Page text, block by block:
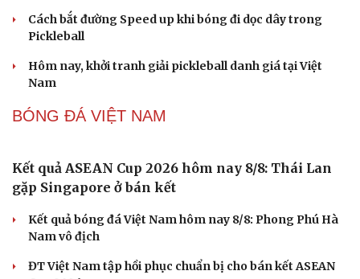
Cải chính
đâu": Khi dữ liệu lên tiếng
Truyện ngắn: Khoảng lặng
Truyện ngắn "Trong đoàn quân"
cuộc sống
PICKLEBALL
Pickleball Việt Nam có chung kết trong mơ tại Ho
Chi Minh City Open 2026
Lý Hoàng Nam, Trương Vinh Hiển tạo chung kết trong